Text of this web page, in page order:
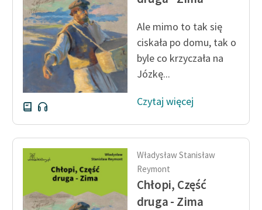
Ale mimo to tak się
ciskała po domu, tak o
byle co krzyczała na
Józkę...
Czytaj więcej
Władysław Stanisław
Reymont
Chłopi, Część
druga - Zima